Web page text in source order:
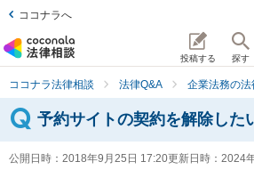
ココナラへ
投稿する 探す
ココナラ法律相談 法律Q&A 企業法務の法
予約サイトの契約を解除した
公開日時： 2018年9月25日 17:20更新日時： 2024